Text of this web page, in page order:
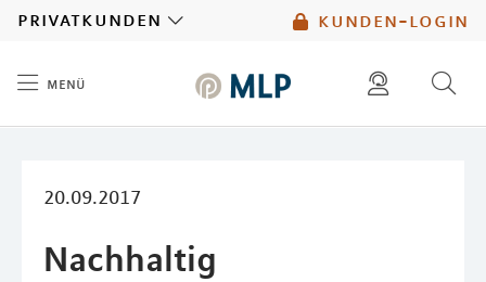
kunden-login
privatkunden
menü
20.09.2017
Nachhaltig